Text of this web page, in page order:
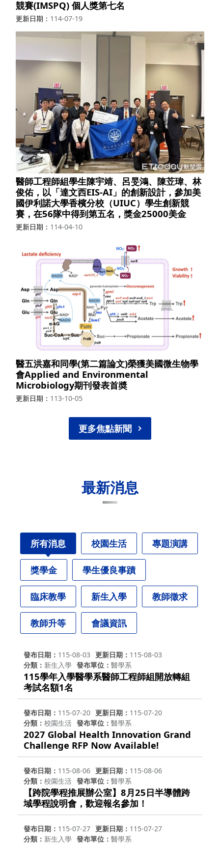
競賽(IMSPQ) 個人獎第七名
更新日期 114-07-19
醫師工程師組學生陳宇靖、呂旻鴻、陳苙瑋、林
俊佑，以「達文西EIS-AI」的創新設計，參加美
國伊利諾大學香檳分校（UIUC）學生創新競
賽，在56隊中得到第五名，獎金25000美金
更新日期 114-04-10
醫五洪嘉和同學(第二篇論文)榮獲美國微生物學
會Applied and Environmental
Microbiology期刊發表首奬
更新日期 113-10-05
更多焦點新聞
最新消息
所有消息 校園生活 專題演講
獎學金 學生優良事蹟
臨床教學 新生入學 教師徵求
教師升等 會議資訊
發布日期 115-08-03 更新日期
115-08-03
分類
新生入學 發布單位 醫學系
115學年入學醫學系醫師工程師組開放轉組
考試名額1名
發布日期 115-07-20 更新日期
115-07-20
分類
校園生活 發布單位 醫學系
2027 Global Health Innovation Grand
Challenge RFP Now Available!
發布日期 115-08-06 更新日期
115-08-06
分類
校園生活 發布單位 醫學系
【跨院學程推展辦公室】8月25日半導體跨
域學程說明會，歡迎報名參加！
發布日期 115-07-27 更新日期
115-07-27
分類
新生入學 發布單位 醫學系